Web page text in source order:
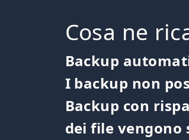
Cosa ne
Backup
I backup non
Backup con
dei file vengono